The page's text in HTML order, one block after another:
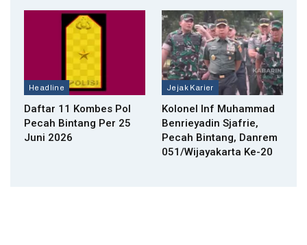
Headline
Daftar 11 Kombes Pol
Pecah Bintang Per 25
Juni 2026
Jejak Karier
Kolonel Inf Muhammad
Benrieyadin Sjafrie,
Pecah Bintang, Danrem
051/Wijayakarta Ke-20